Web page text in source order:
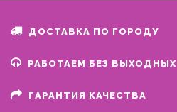
ДОСТАВКА ПО ГОРОДУ
РАБОТАЕМ БЕЗ ВЫХОДНЫХ
ГАРАНТИЯ КАЧЕСТВА